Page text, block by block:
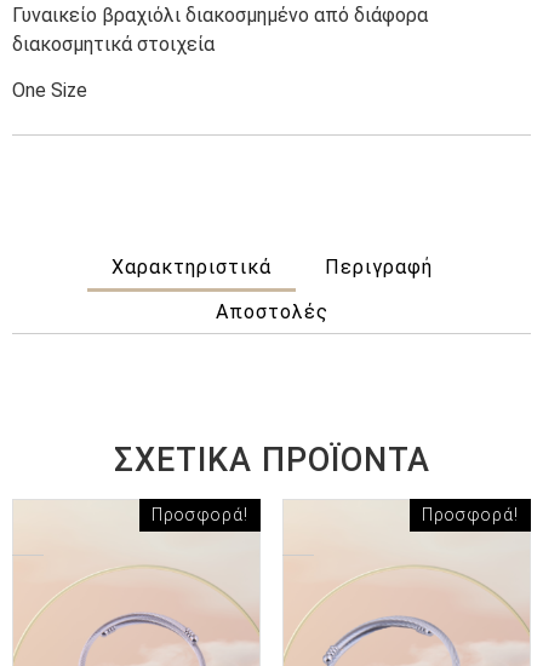
Γυναικείο βραχιόλι διακοσμημένο από διάφορα
διακοσμητικά στοιχεία
One Size
Χαρακτηριστικά
Περιγραφή
Αποστολές
ΣΧΕΤΙΚΆ ΠΡΟΪΌΝΤΑ
Προσφορά! Προσφορά!